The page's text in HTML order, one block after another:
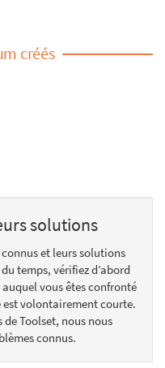
créés
solutions
et leurs solutions
temps, vérifiez d’abord
vous êtes confronté
volontairement courte.
Toolset, nous nous
connus.